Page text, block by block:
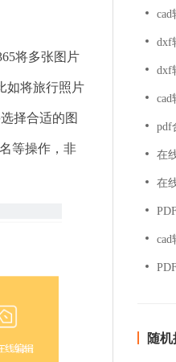
将多张图片
如将旅行照片
择合适的图
等操作，非
dxf
dxf
cad
pdf
在
在
cad
随